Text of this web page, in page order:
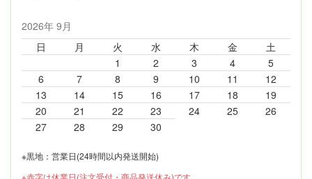
2026年 9月
日
月 火 水 木 金
土
1
2 3 4
5
6
7 8 9 10 11
12
13
14 15 16 17 18
19
20
21 22 23 24 25
26
27
28 29 30
※黒地：営業日(24時間以内発送開始)
※赤字は休業日(注文受付・商品発送休み)です